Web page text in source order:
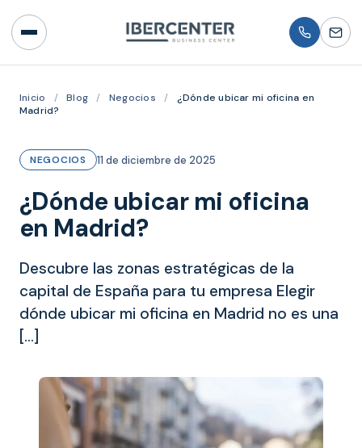
Inicio / Blog / Negocios /
¿Dónde ubicar mi oficina en
Madrid?
NEGOCIOS 11 de diciembre de 2025
¿Dónde ubicar mi oficina
en Madrid?
Descubre las zonas estratégicas de la
capital de España para tu empresa Elegir
dónde ubicar mi oficina en Madrid no es una
[…]